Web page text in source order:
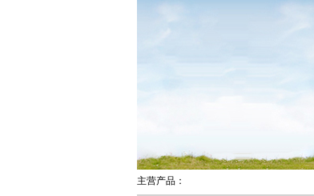
主营产品：